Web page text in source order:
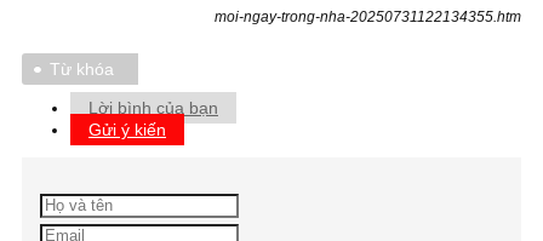
moi-ngay-trong-nha-20250731122134355.htm
Từ khóa
Lời bình của bạn
Gửi ý kiến